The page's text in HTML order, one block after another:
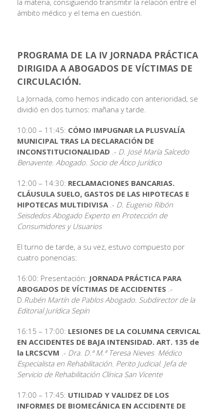
la materia, consiguiendo transmitir la relación entre el
ámbito médico y el tema en cuestión.
PROGRAMA DE LA IV JORNADA PRÁCTICA
DIRIGIDA A ABOGADOS DE VÍCTIMAS DE
CIRCULACIÓN.
La Jornada, como hemos indicado con anterioridad, se
dividió en dos turnos: mañana y tarde.
10:00 – 11:45: CÓMO IMPUGNAR LA PLUSVALÍA
MUNICIPAL TRAS LA DECLARACIÓN DE
INCONSTITUCIONALIDAD .- D. José María Salcedo
Benavente. Abogado. Socio de Ático Jurídico
12:00 – 14:30: RECLAMACIONES BANCARIAS.
CLÁUSULA SUELO, GASTOS DE LAS HIPOTECAS E
HIPOTECAS MULTIDIVISA.- D. Eugenio Ribón
Seisdedos Abogado Experto en Protección de
Consumidores y Usuarios
El turno de tarde, a su vez, estuvo compuesto por
cuatro ponencias:
16:00: Presentación: JORNADA PRÁCTICA PARA
ABOGADOS DE VÍCTIMAS DE ACCIDENTES .-
D.Rubén Martín de Pablos Abogado. Subdirector de la
Editorial Jurídica Sepín
16:15 – 17:00: LESIONES DE LA COLUMNA CERVICAL
EN ACCIDENTES DE BAJA INTENSIDAD. ART. 135 de
la LRCSCVM .- Dra. D.ª M.ª Teresa Nieves Médico
Especialista en Rehabilitación. Perito Judicial. Jefa de
Servicio de Rehabilitación Clínica San Vicente
17:00 – 17:45: UTILIDAD Y VALIDEZ DE LOS
INFORMES DE BIOMECÁNICA EN ACCIDENTE DE